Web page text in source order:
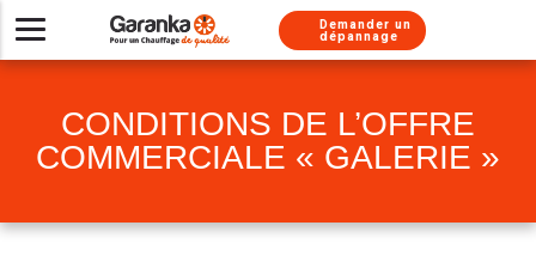
Aller au menu
Aller au contenuDemander un
dépannage
Chaudière gaz
Pompe à chaleur
Chaudière fioul
Chaudière gaz
Chauffe-eau gaz
Pompe à chaleur
Besoin de conseils
Chaudière gaz
Pompe à chaleur
Pompes à chaleur
Climatisations réversibles
Nos métiers
Nos services
Nos labels
CONDITIONS DE L’OFFRE
COMMERCIALE « GALERIE »